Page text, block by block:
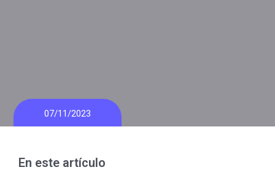
07/11/2023
En este artículo